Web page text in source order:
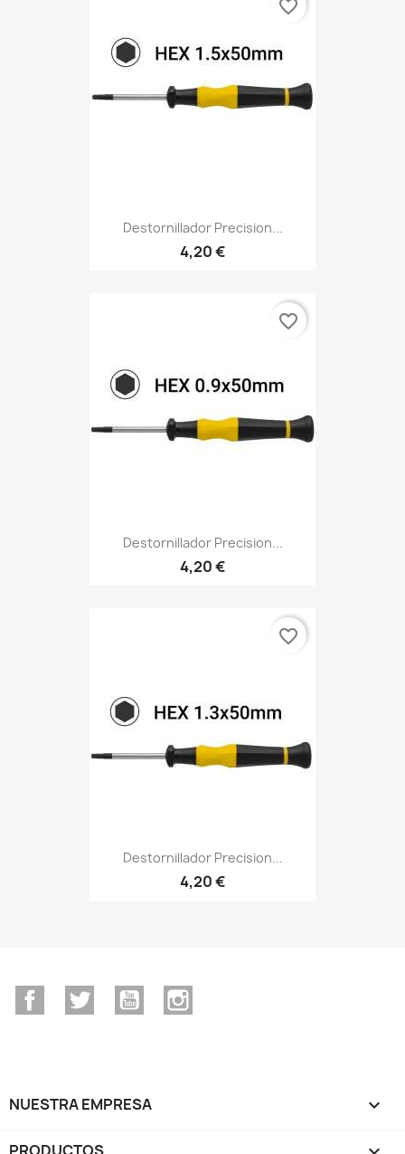
Destornillador Precision...
4,20 €
favorite_border
Destornillador Precision...
4,20 €
favorite_border
Destornillador Precision...
4,20 €
favorite_border
FacebookTwitter YouTube
NUESTRA EMPRESA 